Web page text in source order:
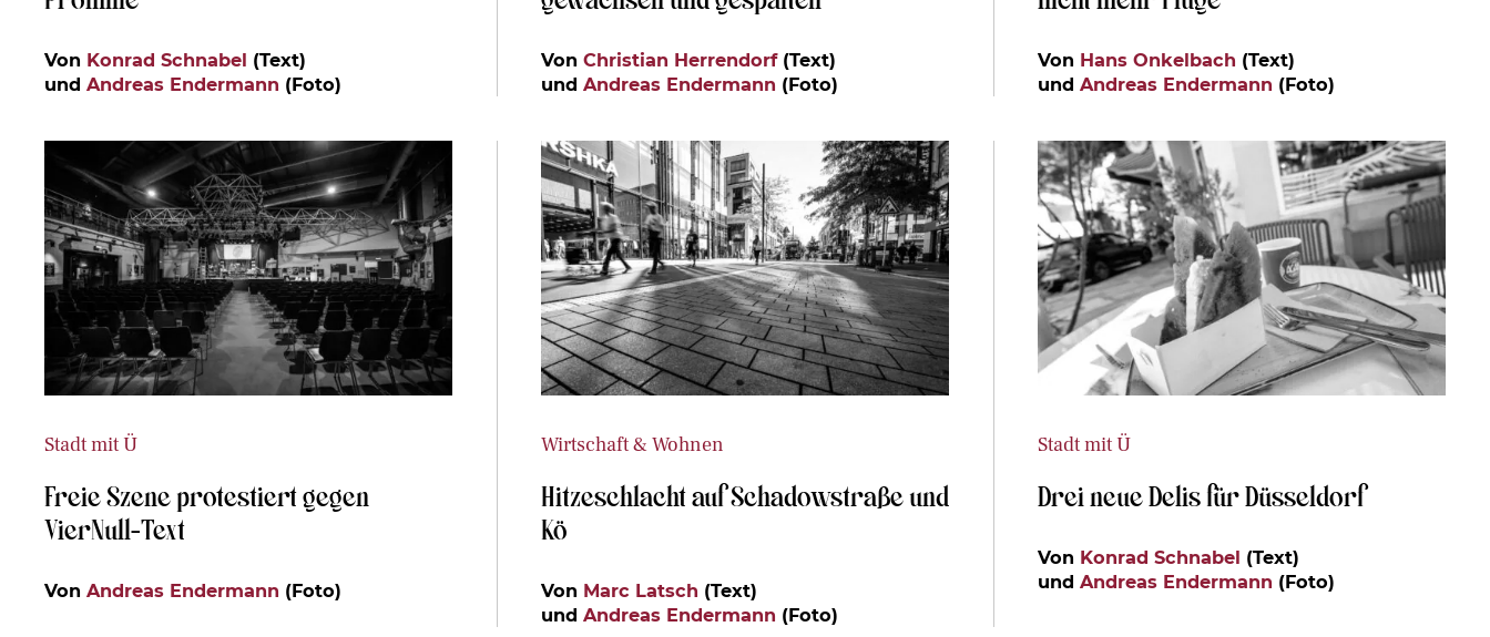
Von Konrad Schnabel (Text)
und Andreas Endermann (Foto)
Von Christian Herrendorf(Text)
und Andreas Endermann (Foto)
Von Hans Onkelbach (Text)
und Andreas Endermann (Foto)
Stadt mit Ü
Freie Szene protestiert gegen
VierNull-Text
Von Andreas Endermann (Foto)
Wirtschaft & Wohnen
Hitzeschlacht auf Schadowstraße und
Kö
Von Marc Latsch (Text)
und Andreas Endermann (Foto)
Stadt mit Ü
Drei neue Delis für Düsseldorf
Von Konrad Schnabel (Text)
und Andreas Endermann (Foto)